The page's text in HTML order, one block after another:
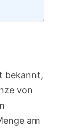
bekannt,
von
am